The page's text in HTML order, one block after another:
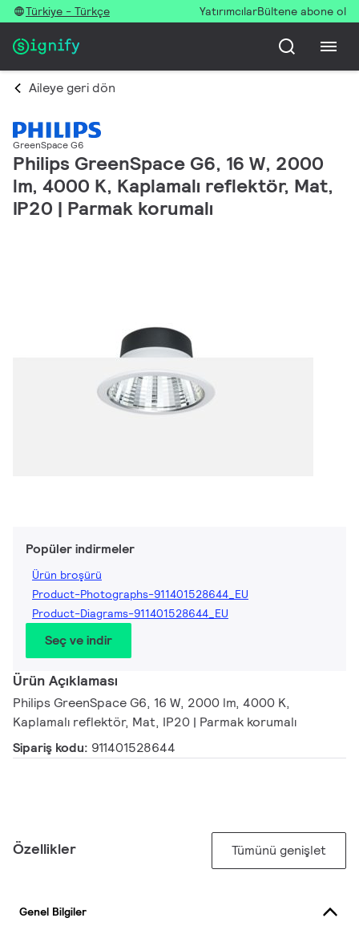
Türkiye - Türkçe YatırımcılarBültene abone ol
Aileye geri dön
GreenSpace G6
Philips GreenSpace G6, 16 W, 2000
lm, 4000 K, Kaplamalı reflektör, Mat,
IP20 | Parmak korumalı
Popüler indirmeler
Ürün broşürü
Product-Photographs-911401528644_EU
Product-Diagrams-911401528644_EU
Seç ve indir
Ürün Açıklaması
Philips GreenSpace G6, 16 W, 2000 lm, 4000 K,
Kaplamalı reflektör, Mat, IP20 | Parmak korumalı
Sipariş kodu: 911401528644
Özellikler Tümünü genişlet
Genel Bilgiler